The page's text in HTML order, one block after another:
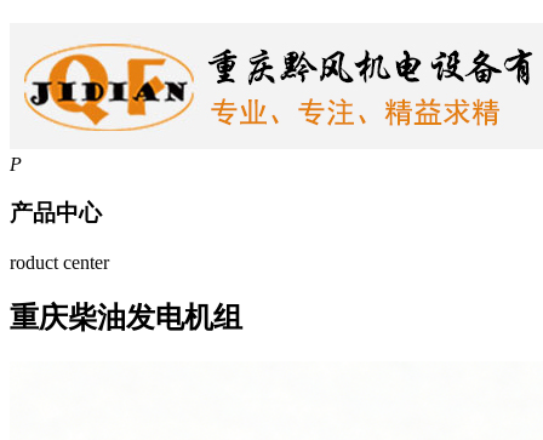
P
产品中心
roduct center
重庆柴油发电机组